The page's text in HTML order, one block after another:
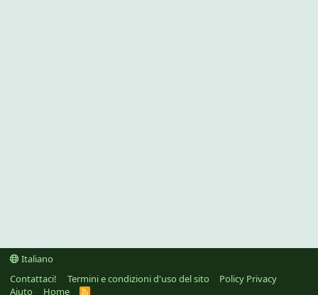
Italiano
Contattaci!
Termini e condizioni d'uso del sito
Policy Privacy
Aiuto
Home R